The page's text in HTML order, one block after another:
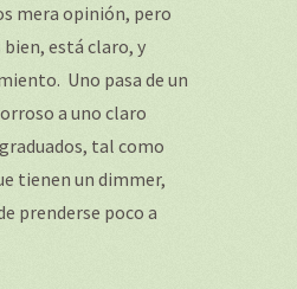
mera opinión, pero
está claro, y
Uno pasa de un
a uno claro
tal como
tienen un dimmer,
prenderse poco a